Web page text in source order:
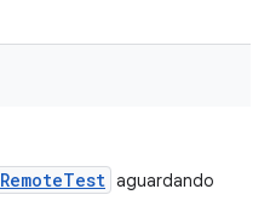
aguardando